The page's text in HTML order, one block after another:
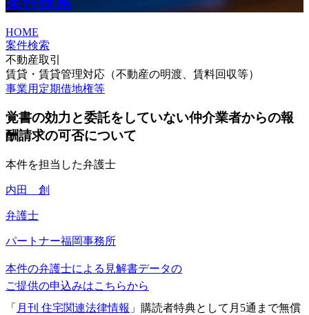
HOME
案件検索
不動産取引
賃貸・賃貸管理対応（不動産の明渡、賃料回収等）
事業用定期借地権等
覚書の効力と委託をしていない仲介業者からの報
酬請求の可否について
本件を担当した弁護士
内田 創
弁護士
パートナー福岡事務所
本件の弁護士による見解書データの
ご提供の申込みはこちらから
「 月刊 住宅関連法律情報 」購読者特典として月5通まで無償